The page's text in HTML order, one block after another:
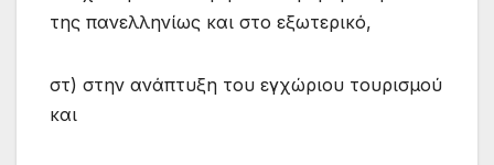
της πανελληνίως και στο εξωτερικό,
στ) στην ανάπτυξη του εγχώριου τουρισμού
και